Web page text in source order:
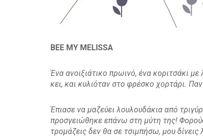
BEE MY MELISSA
Ένα ανοιξιάτικο πρωινό, ένα κοριτσάκι
κει, και κυλιόταν στο φρέσκο χορτάρι.
Έπιασε να μαζεύει λουλουδάκια από
προσγειώθηκε επάνω στη μύτη της!
τρομάζεις δεν θα σε τσιμπήσω, μου